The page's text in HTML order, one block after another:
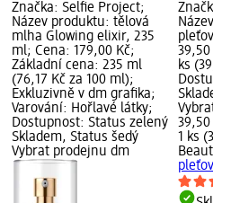
Značka: Selfie Project;
Název produktu: tělová
mlha Glowing elixir, 235
ml; Cena: 179,00 Kč;
Základní cena: 235 ml
(76,17 Kč za 100 ml);
Exkluzivně v dm grafika;
Varování: Hořlavé látky;
Dostupnost: Status zelený
Skladem, Status šedý
Vybrat prodejnu dm
Značka:
Název
pleťová
39,50
ks
Vybrat
39,50 Kč
1 ks
Beauty
pleťová